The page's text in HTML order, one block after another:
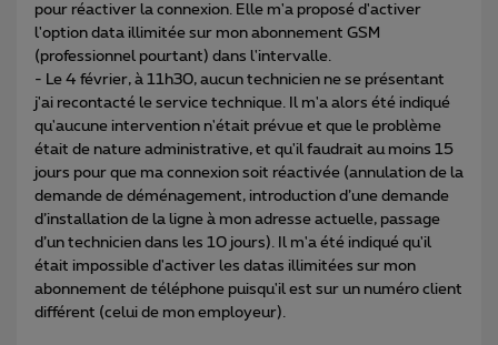
pour réactiver la connexion. Elle m'a proposé d'activer
l'option data illimitée sur mon abonnement GSM
(professionnel pourtant) dans l'intervalle.
- Le 4 février, à 11h30, aucun technicien ne se présentant
j'ai recontacté le service technique. Il m'a alors été indiqué
qu'aucune intervention n'était prévue et que le problème
était de nature administrative, et qu'il faudrait au moins 15
jours pour que ma connexion soit réactivée (annulation de la
demande de déménagement, introduction d’une demande
d’installation de la ligne à mon adresse actuelle, passage
d’un technicien dans les 10 jours). Il m'a été indiqué qu'il
était impossible d'activer les datas illimitées sur mon
abonnement de téléphone puisqu'il est sur un numéro client
différent (celui de mon employeur).